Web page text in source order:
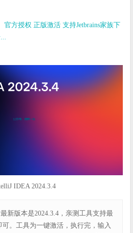
官方授权 正版激活 支持Jetbrains家族下
IDEA 2024.3.4
新版本是2024.3.4，亲测工具支持最
。工具为一键激活，执行完，输入